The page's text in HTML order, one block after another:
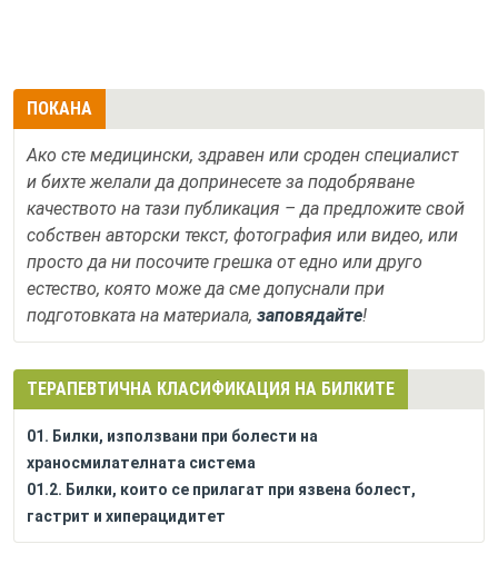
ПОКАНА
Ако сте медицински, здравен или сроден специалист
и бихте желали да допринесете за подобряване
качеството на тази публикация – да предложите свой
собствен авторски текст, фотография или видео, или
просто да ни посочите грешка от едно или друго
естество, която може да сме допуснали при
подготовката на материала, заповядайте!
ТЕРАПЕВТИЧНА КЛАСИФИКАЦИЯ НА БИЛКИТЕ
01. Билки, използвани при болести на
храносмилателната система
01.2. Билки, които се прилагат при язвена болест,
гастрит и хиперацидитет